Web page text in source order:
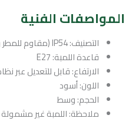
المواصفات الفنية
التصنيف: IP54 (مقاوم للمطر والغبار)
قاعدة اللمبة: E27
الارتفاع: قابل للتعديل عبر
اللون: أسود
الحجم: وسط
ملاحظة: اللمبة غير مشمولة